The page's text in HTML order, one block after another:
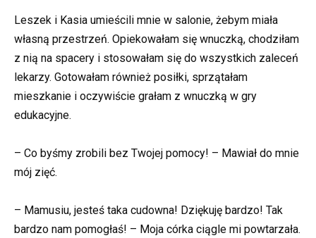
Leszek i Kasia umieścili mnie w salonie, żebym miała
własną przestrzeń. Opiekowałam się wnuczką, chodziłam
z nią na spacery i stosowałam się do wszystkich zaleceń
lekarzy. Gotowałam również posiłki, sprzątałam
mieszkanie i oczywiście grałam z wnuczką w gry
edukacyjne.
– Co byśmy zrobili bez Twojej pomocy! – Mawiał do mnie
mój zięć.
– Mamusiu, jesteś taka cudowna! Dziękuję bardzo! Tak
bardzo nam pomogłaś! – Moja córka ciągle mi powtarzała.